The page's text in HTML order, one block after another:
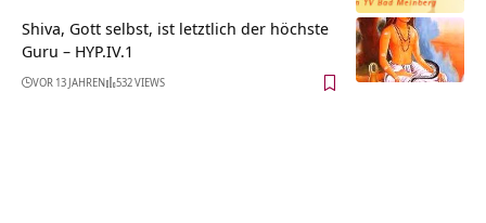
Shiva, Gott selbst, ist letztlich der höchste
Guru – HYP.IV.1
VOR 13 JAHREN 532 VIEWS